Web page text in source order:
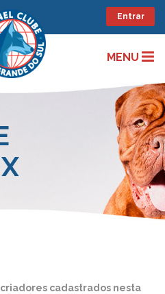
Entrar
MENU
cadastrados nesta